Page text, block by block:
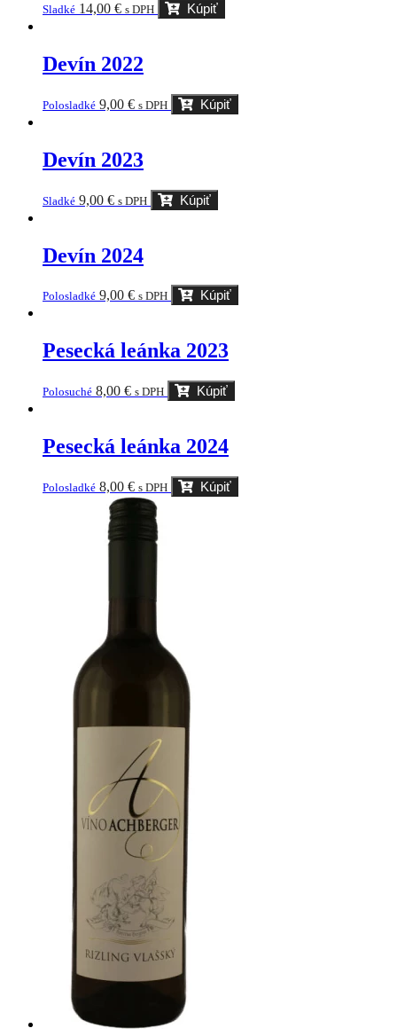
Sladké 14,00 € s DPH Kúpiť
Devín 2022
Polosladké 9,00 € s DPH Kúpiť
Devín 2023
Sladké 9,00 € s DPH Kúpiť
Devín 2024
Polosladké 9,00 € s DPH Kúpiť
Pesecká leánka 2023
Polosuché 8,00 € s DPH Kúpiť
Pesecká leánka 2024
Polosladké 8,00 € s DPH Kúpiť